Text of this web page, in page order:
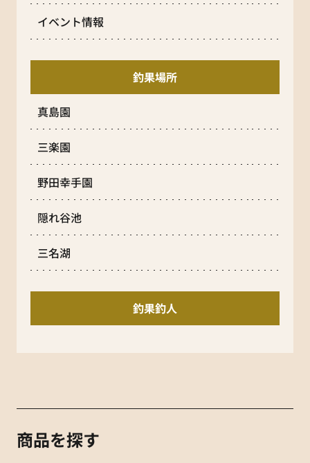
イベント情報
釣果場所
真島園
三楽園
野田幸手園
隠れ谷池
三名湖
釣果釣人
商品を探す